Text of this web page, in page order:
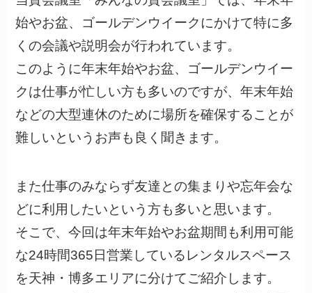
始やお盆、ゴールデンウイークにかけて特に多
くの会議や説明会が行われています。
このように年末年始やお盆、ゴールデンウイー
クは仕事が忙しい方も多いのですが、年末年始
などの大型連休のために場所を確保することが
難しいというお声も良く聞きます。
また仕事のみならず友達との集まりや忘年会な
どに利用したいという方も多いと思います。
そこで、今回は年末年始やお盆期間も利用可能
な24時間365日営業しているレンタルスペース
を天神・博多エリアに分けてご紹介します。